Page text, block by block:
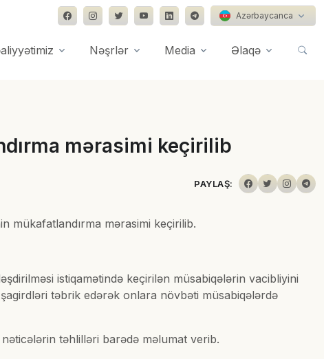
Azərbaycanca
Nəşrlər Media Əlaqə
mərasimi keçirilib
PAYLAŞ:
mükafatlandırma mərasimi keçirilib.
istiqamətində keçirilən müsabiqələrin vacibliyini
təbrik edərək onlara növbəti müsabiqələrdə
təhlilləri barədə məlumat verib.